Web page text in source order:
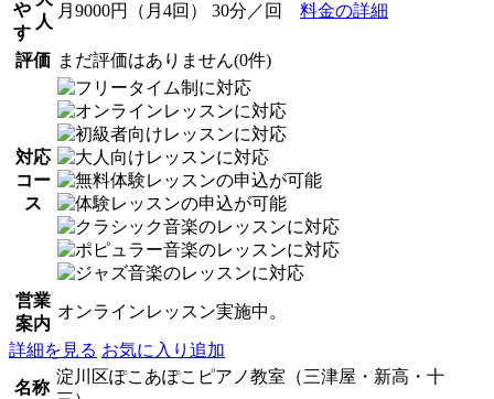
や
す
人
月9000円（月4回） 30分／回 料金の詳細
評価 まだ評価はありません(0件)
対応
コー
ス
営業
案内
オンラインレッスン実施中。
詳細を見る お気に入り追加
名称
淀川区ぽこあぽこピアノ教室（三津屋・新高・十